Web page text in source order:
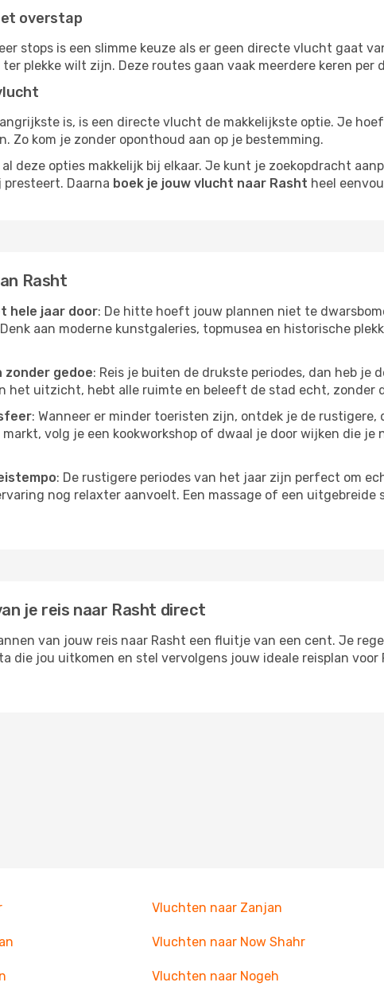
overstap
stops is een slimme keuze als er geen directe vlucht gaat
plekke wilt zijn. Deze routes gaan vaak meerdere keren per
is, is een directe vlucht de makkelijkste optie. Je
Zo kom je zonder oponthoud aan op je bestemming.
deze opties makkelijk bij elkaar. Je kunt je zoekopdracht
Daarna boek je jouw vlucht naar Rasht heel
Rasht
hele jaar door: De hitte hoeft jouw plannen niet te
aan moderne kunstgaleries, topmusea en historische
zonder gedoe: Reis je buiten de drukste periodes, dan heb je
het uitzicht, hebt alle ruimte en beleeft de stad echt, zonder
: Wanneer er minder toeristen zijn, ontdek je de
volg je een kookworkshop of dwaal je door wijken die
: De rustigere periodes van het jaar zijn perfect om
nog relaxter aanvoelt. Een massage of een
je reis naar Rasht direct
van jouw reis naar Rasht een fluitje van een cent. Je
die jou uitkomen en stel vervolgens jouw ideale reisplan
Vluchten naar Zanjan
Vluchten naar Now Shahr
Vluchten naar Nogeh